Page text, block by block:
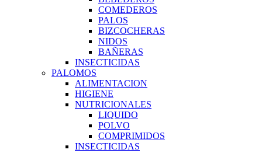
COMEDEROS
PALOS
BIZCOCHERAS
NIDOS
BAÑERAS
INSECTICIDAS
PALOMOS
ALIMENTACION
HIGIENE
NUTRICIONALES
LIQUIDO
POLVO
COMPRIMIDOS
INSECTICIDAS